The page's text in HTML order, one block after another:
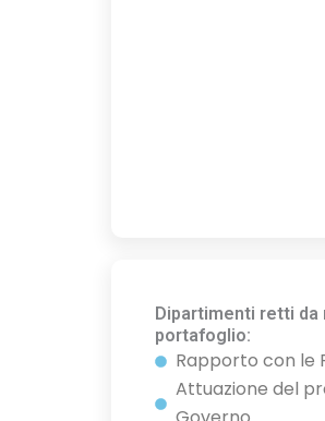
Dipartimenti retti da
portafoglio:
Rapporto con le
Attuazione del